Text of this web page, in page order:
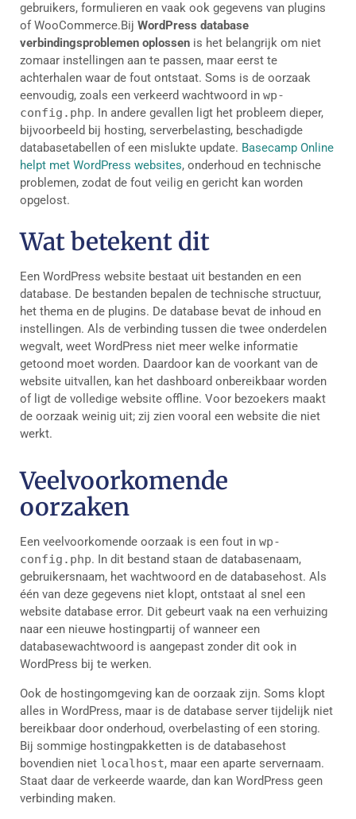
gebruikers, formulieren en vaak ook gegevens van plugins
of WooCommerce.Bij WordPress database
verbindingsproblemen oplossen is het belangrijk om niet
zomaar instellingen aan te passen, maar eerst te
achterhalen waar de fout ontstaat. Soms is de oorzaak
eenvoudig, zoals een verkeerd wachtwoord in wp-
config.php. In andere gevallen ligt het probleem dieper,
bijvoorbeeld bij hosting, serverbelasting, beschadigde
databasetabellen of een mislukte update. Basecamp Online
helpt met WordPress websites, onderhoud en technische
problemen, zodat de fout veilig en gericht kan worden
opgelost.
Wat betekent dit
Een WordPress website bestaat uit bestanden en een
database. De bestanden bepalen de technische structuur,
het thema en de plugins. De database bevat de inhoud en
instellingen. Als de verbinding tussen die twee onderdelen
wegvalt, weet WordPress niet meer welke informatie
getoond moet worden. Daardoor kan de voorkant van de
website uitvallen, kan het dashboard onbereikbaar worden
of ligt de volledige website offline. Voor bezoekers maakt
de oorzaak weinig uit; zij zien vooral een website die niet
werkt.
Veelvoorkomende
oorzaken
Een veelvoorkomende oorzaak is een fout in wp-
config.php. In dit bestand staan de databasenaam,
gebruikersnaam, het wachtwoord en de databasehost. Als
één van deze gegevens niet klopt, ontstaat al snel een
website database error. Dit gebeurt vaak na een verhuizing
naar een nieuwe hostingpartij of wanneer een
databasewachtwoord is aangepast zonder dit ook in
WordPress bij te werken.
Ook de hostingomgeving kan de oorzaak zijn. Soms klopt
alles in WordPress, maar is de database server tijdelijk niet
bereikbaar door onderhoud, overbelasting of een storing.
Bij sommige hostingpakketten is de databasehost
bovendien niet localhost, maar een aparte servernaam.
Staat daar de verkeerde waarde, dan kan WordPress geen
verbinding maken.